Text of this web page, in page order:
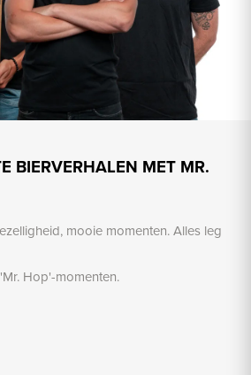
BIERVERHALEN MET MR.
mooie momenten. Alles leg
Hop'-momenten.